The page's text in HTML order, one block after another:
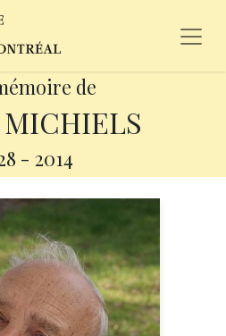
de
- 2014